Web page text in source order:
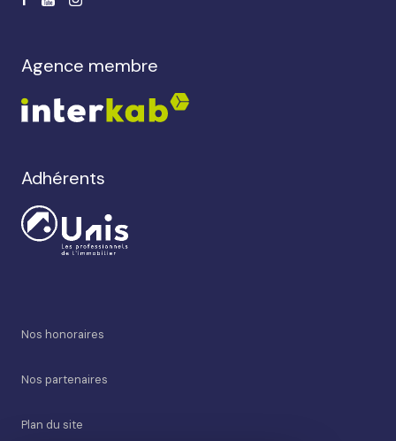
agence membre
Adhérents
Nos honoraires
Nos partenaires
Plan du site